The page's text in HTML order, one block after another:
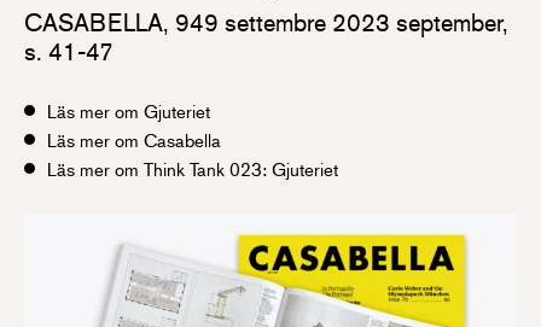
CASABELLA, 949 settembre 2023 september,
s. 41-47
Läs mer om Gjuteriet
Läs mer om Casabella
Läs mer om Think Tank 023: Gjuteriet